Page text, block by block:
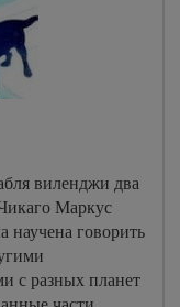
виленджи два
Маркус
научена говорить
с разных планет